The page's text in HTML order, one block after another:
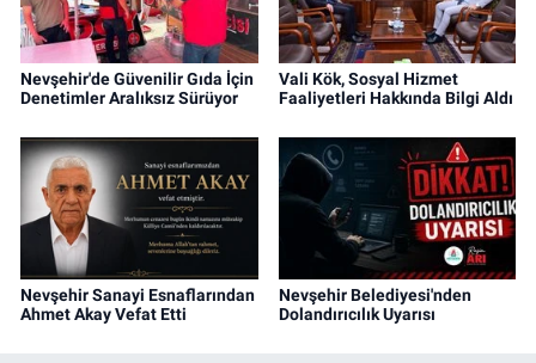
Nevşehir'de Güvenilir Gıda İçin
Denetimler Aralıksız Sürüyor
Vali Kök, Sosyal Hizmet
Faaliyetleri Hakkında Bilgi Aldı
Nevşehir Sanayi Esnaflarından
Ahmet Akay Vefat Etti
Nevşehir Belediyesi'nden
Dolandırıcılık Uyarısı